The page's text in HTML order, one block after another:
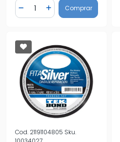
Diminuir Quantidade
Quantidade
Adicionar Quantidade
Comprar
Cod. 21191104805 Sku.